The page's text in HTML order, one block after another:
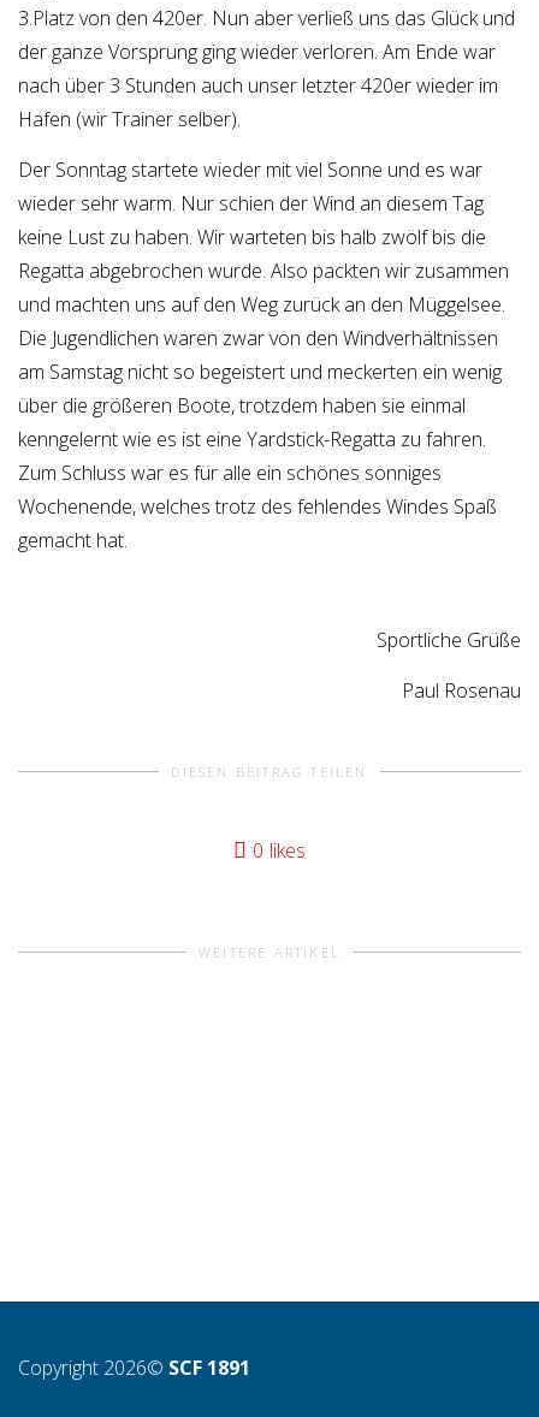
3.Platz von den 420er. Nun aber verließ uns das Glück und
der ganze Vorsprung ging wieder verloren. Am Ende war
nach über 3 Stunden auch unser letzter 420er wieder im
Hafen (wir Trainer selber).
Der Sonntag startete wieder mit viel Sonne und es war
wieder sehr warm. Nur schien der Wind an diesem Tag
keine Lust zu haben. Wir warteten bis halb zwölf bis die
Regatta abgebrochen wurde. Also packten wir zusammen
und machten uns auf den Weg zurück an den Müggelsee.
Die Jugendlichen waren zwar von den Windverhältnissen
am Samstag nicht so begeistert und meckerten ein wenig
über die größeren Boote, trotzdem haben sie einmal
kenngelernt wie es ist eine Yardstick-Regatta zu fahren.
Zum Schluss war es für alle ein schönes sonniges
Wochenende, welches trotz des fehlendes Windes Spaß
gemacht hat.
Sportliche Grüße
Paul Rosenau
DIESEN BEITRAG TEILEN
0 likes
WEITERE ARTIKEL
Copyright 2026© SCF 1891